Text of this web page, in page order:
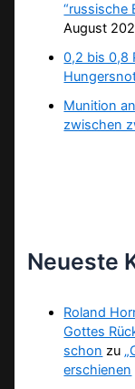
“russische
August
0,2 bis 0,8
Munition
zwischen
Neueste
Roland
Gottes
schon zu
erschienen